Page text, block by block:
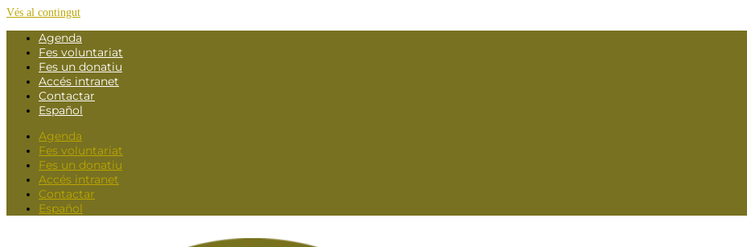
Vés al contingut
Agenda
Fes voluntariat
Fes un donatiu
Accés intranet
Contactar
Español
Agenda
Fes voluntariat
Fes un donatiu
Accés intranet
Contactar
Español